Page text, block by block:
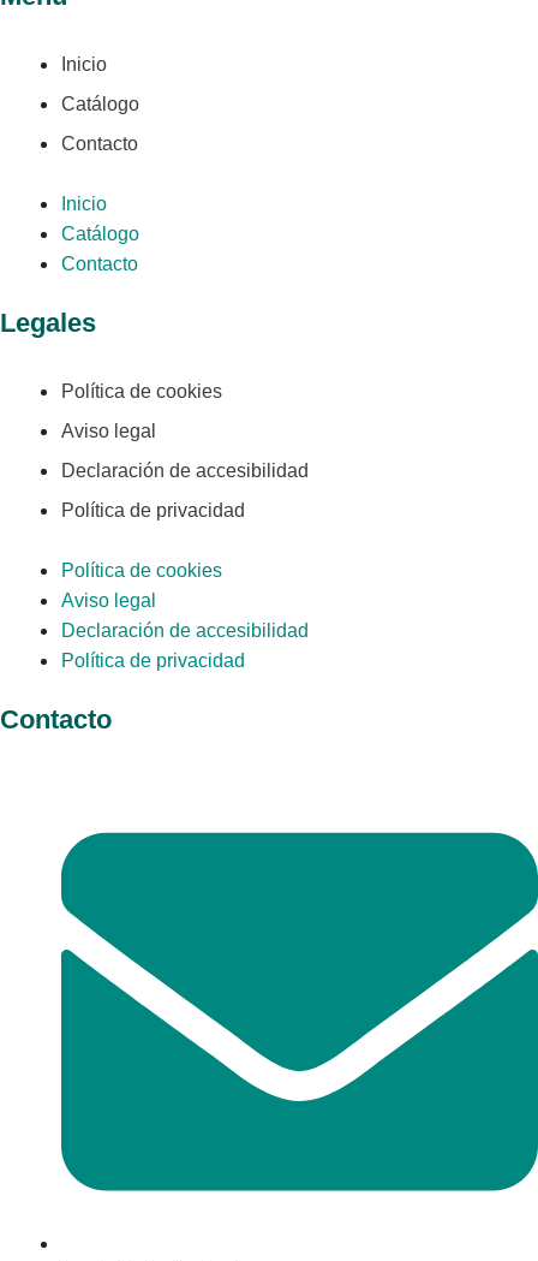
Inicio
Catálogo
Contacto
Inicio
Catálogo
Contacto
Legales
Política de cookies
Aviso legal
Declaración de accesibilidad
Política de privacidad
Política de cookies
Aviso legal
Declaración de accesibilidad
Política de privacidad
Contacto